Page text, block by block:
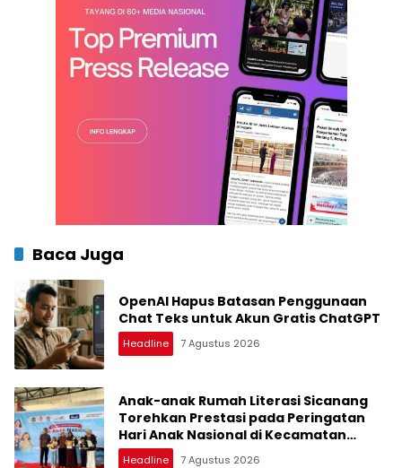
Baca Juga
OpenAI Hapus Batasan Penggunaan
Chat Teks untuk Akun Gratis ChatGPT
Headline 7 Agustus 2026
Anak-anak Rumah Literasi Sicanang
Torehkan Prestasi pada Peringatan
Hari Anak Nasional di Kecamatan
Medan Belawan
Headline 7 Agustus 2026